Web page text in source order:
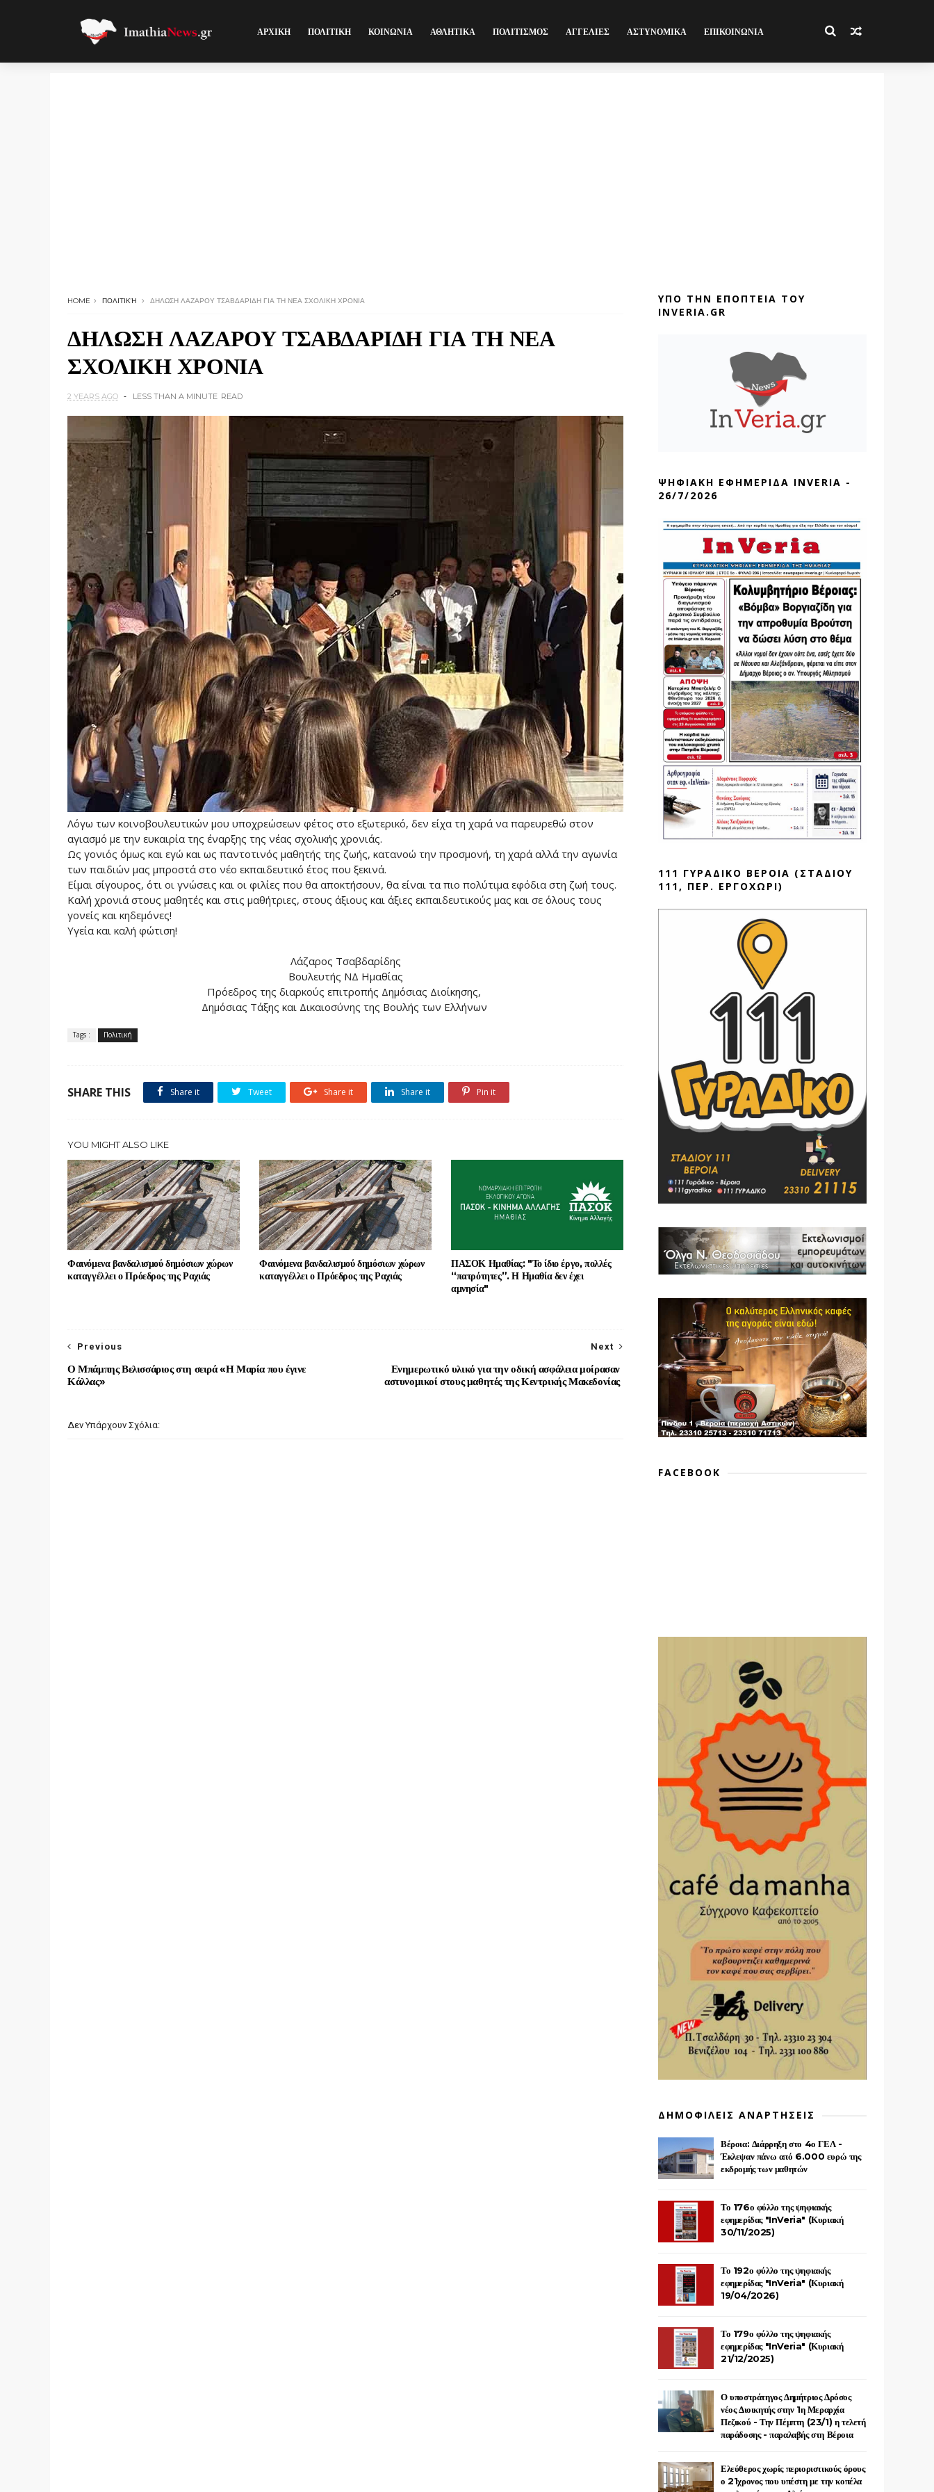
ΑΡΧΙΚΗ ΠΟΛΙΤΙΚΗ ΚΟΙΝΩΝΙΑ ΑΘΛΗΤΙΚΑ ΠΟΛΙΤΙΣΜΟΣ ΑΓΓΕΛΙΕΣ ΑΣΤΥΝΟΜΙΚΑ ΕΠΙΚΟΙΝΩΝΙΑ
HOME ΠΟΛΙΤΙΚΉ ΔΗΛΩΣΗ ΛΑΖΑΡΟΥ ΤΣΑΒΔΑΡΙΔΗ ΓΙΑ ΤΗ ΝΕΑ ΣΧΟΛΙΚΗ ΧΡΟΝΙΑ
ΔΗΛΩΣΗ ΛΑΖΑΡΟΥ ΤΣΑΒΔΑΡΙΔΗ ΓΙΑ ΤΗ ΝΕΑ
ΣΧΟΛΙΚΗ ΧΡΟΝΙΑ
2 YEARS AGO LESS THAN A MINUTE READ
Λόγω των κοινοβουλευτικών μου υποχρεώσεων φέτος στο εξωτερικό, δεν είχα τη χαρά να παρευρεθώ στον
αγιασμό με την ευκαιρία της έναρξης της νέας σχολικής χρονιάς.
Ως γονιός όμως και εγώ και ως παντοτινός μαθητής της ζωής, κατανοώ την προσμονή, τη χαρά αλλά την αγωνία
των παιδιών μας μπροστά στο νέο εκπαιδευτικό έτος που ξεκινά.
Είμαι σίγουρος, ότι οι γνώσεις και οι φιλίες που θα αποκτήσουν, θα είναι τα πιο πολύτιμα εφόδια στη ζωή τους.
Καλή χρονιά στους μαθητές και στις μαθήτριες, στους άξιους και άξιες εκπαιδευτικούς μας και σε όλους τους
γονείς και κηδεμόνες!
Υγεία και καλή φώτιση!
Λάζαρος Τσαβδαρίδης
Βουλευτής ΝΔ Ημαθίας
Πρόεδρος της διαρκούς επιτροπής Δημόσιας Διοίκησης,
Δημόσιας Τάξης και Δικαιοσύνης της Βουλής των Ελλήνων
Tags : Πολιτική
SHARE THIS Share it Tweet Share it Share it Pin it
YOU MIGHT ALSO LIKE
Φαινόμενα βανδαλισμού δημόσιων χώρων
καταγγέλλει ο Πρόεδρος της Ραχιάς
Φαινόμενα βανδαλισμού δημόσιων χώρων
καταγγέλλει ο Πρόεδρος της Ραχιάς
ΠΑΣΟΚ Ημαθίας: "Το ίδιο έργο, πολλές
“πατρότητες”. Η Ημαθία δεν έχει
αμνησία"
Next
Ενημερωτικό υλικό για την οδική ασφάλεια μοίρασαν
αστυνομικοί στους μαθητές της Κεντρικής Μακεδονίας
Previous
Ο Μπάμπης Βελισσάριος στη σειρά «Η Μαρία που έγινε
Κάλλας»
Δεν Υπάρχουν Σχόλια:
ΥΠΟ ΤΗΝ ΕΠΟΠΤΕΙΑ ΤΟΥ
INVERIA.GR
ΨΗΦΙΑΚΗ ΕΦΗΜΕΡΙΔΑ INVERIA -
26/7/2026
111 ΓΥΡΑΔΙΚΟ ΒΕΡΟΙΑ (ΣΤΑΔΙΟΥ
111, ΠΕΡ. ΕΡΓΟΧΩΡΙ)
FACEBOOK
ΔΗΜΟΦΙΛΕΙΣ ΑΝΑΡΤΗΣΕΙΣ
Βέροια: Διάρρηξη στο 4ο ΓΕΛ -
Έκλεψαν πάνω από 6.000 ευρώ της
εκδρομής των μαθητών
Το 176ο φύλλο της ψηφιακής
εφημερίδας "InVeria" (Κυριακή
30/11/2025)
Το 192ο φύλλο της ψηφιακής
εφημερίδας "InVeria" (Κυριακή
19/04/2026)
Το 179ο φύλλο της ψηφιακής
εφημερίδας "InVeria" (Κυριακή
21/12/2025)
Ο υποστράτηγος Δημήτριος Δρόσος
νέος Διοικητής στην 1η Μεραρχία
Πεζικού - Την Πέμπτη (23/1) η τελετή
παράδοσης - παραλαβής στη Βέροια
Ελεύθερος χωρίς περιοριστικούς όρους
ο 21χρονος που υπέστη με την κοπέλα